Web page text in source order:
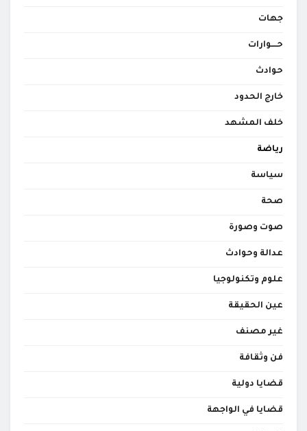
جهات
حــــوارات
حوادث
خارج الحدود
خلف المشهد
رياضة
سياسة
صحة
صوت وصورة
عدالة وحوادث
علوم وتكنولوجيا
عين الحقيقة
غير مصنف
فن وثقافة
قضايا دولية
قضايا في الواجهة